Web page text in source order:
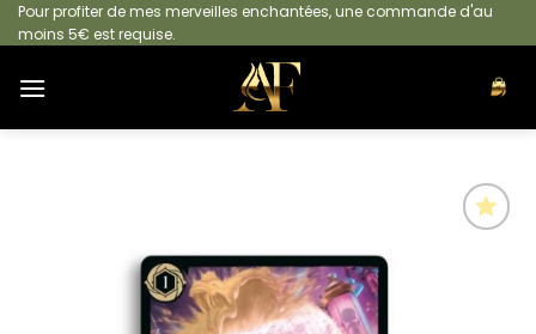
Passer
au
contenu
Pour profiter de mes merveilles enchantées, une commande d'au
moins 5€ est requise.